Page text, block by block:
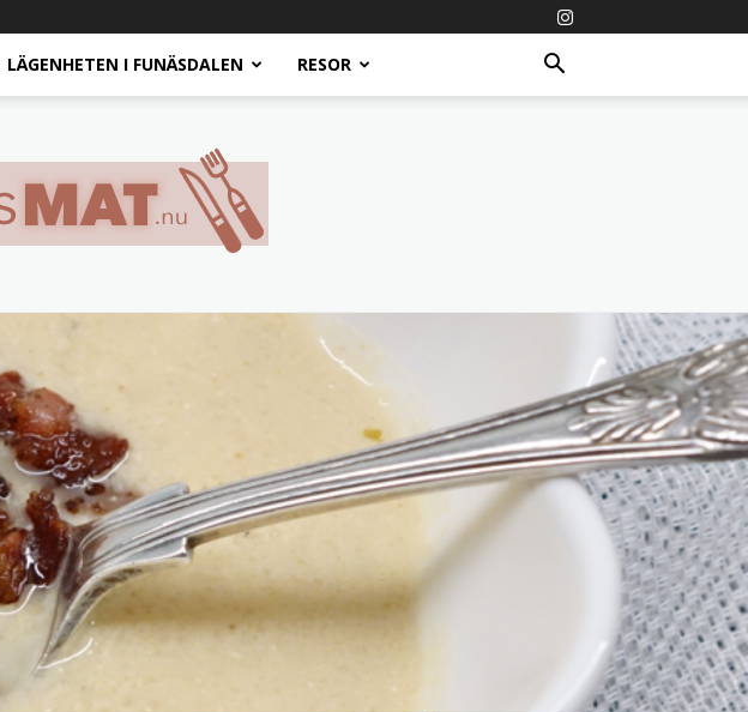
LÄGENHETEN I FUNÄSDALEN RESOR